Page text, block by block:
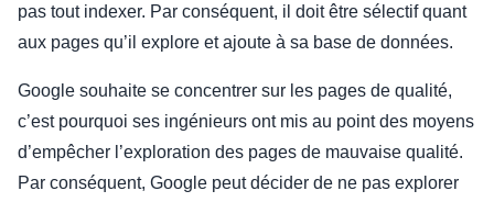
pas tout indexer. Par conséquent, il doit être sélectif quant
aux pages qu’il explore et ajoute à sa base de données.
Google souhaite se concentrer sur les pages de qualité,
c’est pourquoi ses ingénieurs ont mis au point des moyens
d’empêcher l’exploration des pages de mauvaise qualité.
Par conséquent, Google peut décider de ne pas explorer